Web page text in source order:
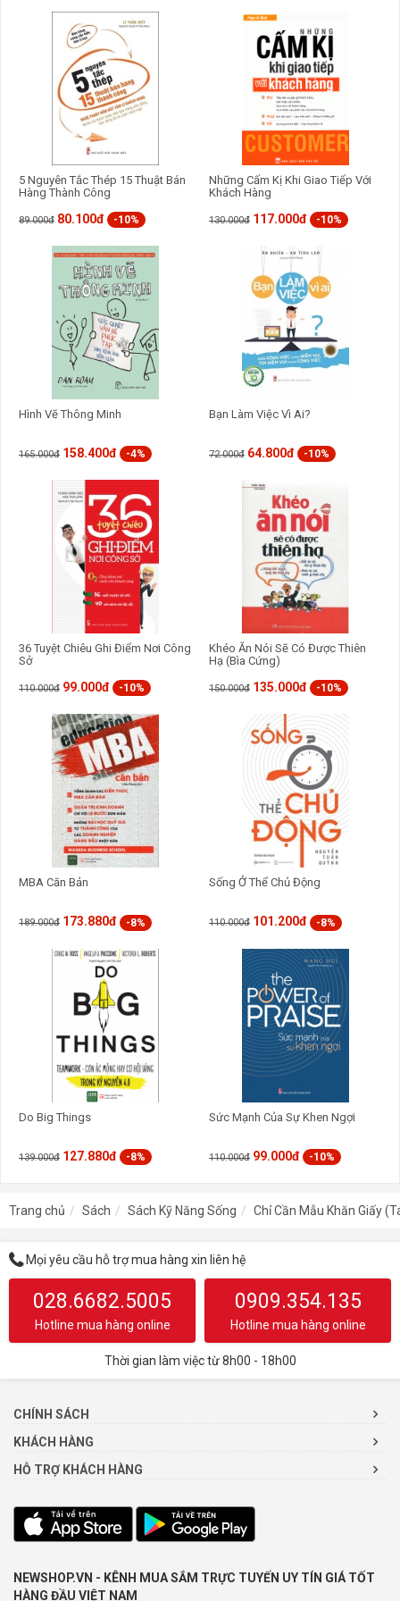
GỬI BÌNH LUẬN
5 Nguyên Tắc Thép 15 Thuật Bán
Hàng Thành Công
89.000đ 80.100đ -10%
Những Cấm Kị Khi Giao Tiếp Với
Khách Hàng
130.000đ 117.000đ -10%
Hình Vẽ Thông Minh
165.000đ 158.400đ -4%
Bạn Làm Việc Vì Ai?
72.000đ 64.800đ -10%
36 Tuyệt Chiêu Ghi Điểm Nơi Công
Sở
110.000đ 99.000đ -10%
Khéo Ăn Nói Sẽ Có Được Thiên
Hạ (Bìa Cứng)
150.000đ 135.000đ -10%
MBA Căn Bản
189.000đ 173.880đ -8%
Sống Ở Thể Chủ Động
110.000đ 101.200đ -8%
Do Big Things
139.000đ 127.880đ -8%
Sức Mạnh Của Sự Khen Ngợi
110.000đ 99.000đ -10%
Trang chủ Sách Sách Kỹ Năng Sống Chỉ Cần Mẫu Khăn Giấy
Mọi yêu cầu hỗ trợ mua hàng xin liên hệ
028.6682.5005
Hotline mua hàng online
0909.354.135
Hotline mua hàng online
Thời gian làm việc từ 8h00 - 18h00
CHÍNH SÁCH
KHÁCH HÀNG
HỖ TRỢ KHÁCH HÀNG
NEWSHOP.VN - KÊNH MUA SẮM TRỰC TUYẾN UY TÍN GIÁ TỐT
HÀNG ĐẦU VIỆT NAM